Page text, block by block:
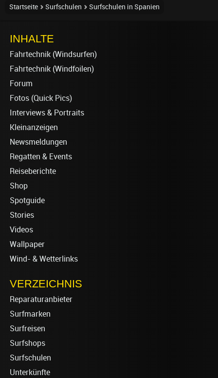
Startseite Surfschulen Surfschulen in Spanien
INHALTE
Fahrtechnik (Windsurfen)
Fahrtechnik (Windfoilen)
Forum
Fotos (Quick Pics)
Interviews & Portraits
Kleinanzeigen
Newsmeldungen
Regatten & Events
Reiseberichte
Shop
Spotguide
Stories
Videos
Wallpaper
Wind- & Wetterlinks
VERZEICHNIS
Reparaturanbieter
Surfmarken
Surfreisen
Surfshops
Surfschulen
Unterkünfte